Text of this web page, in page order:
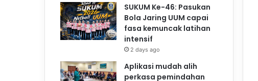
SUKUM Ke-46: Pasukan
Bola Jaring UUM capai
fasa kemuncak latihan
intensif
2 days ago
Aplikasi mudah alih
perkasa pemindahan